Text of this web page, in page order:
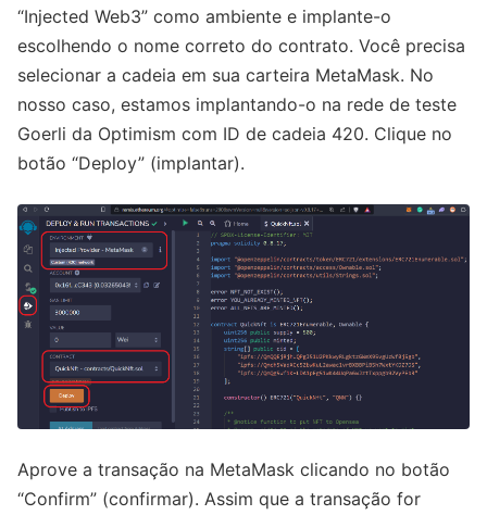
“Injected Web3” como ambiente e implante-o
escolhendo o nome correto do contrato. Você precisa
selecionar a cadeia em sua carteira MetaMask. No
nosso caso, estamos implantando-o na rede de teste
Goerli da Optimism com ID de cadeia 420. Clique no
botão “Deploy” (implantar).
Aprove a transação na MetaMask clicando no botão
“Confirm” (confirmar). Assim que a transação for